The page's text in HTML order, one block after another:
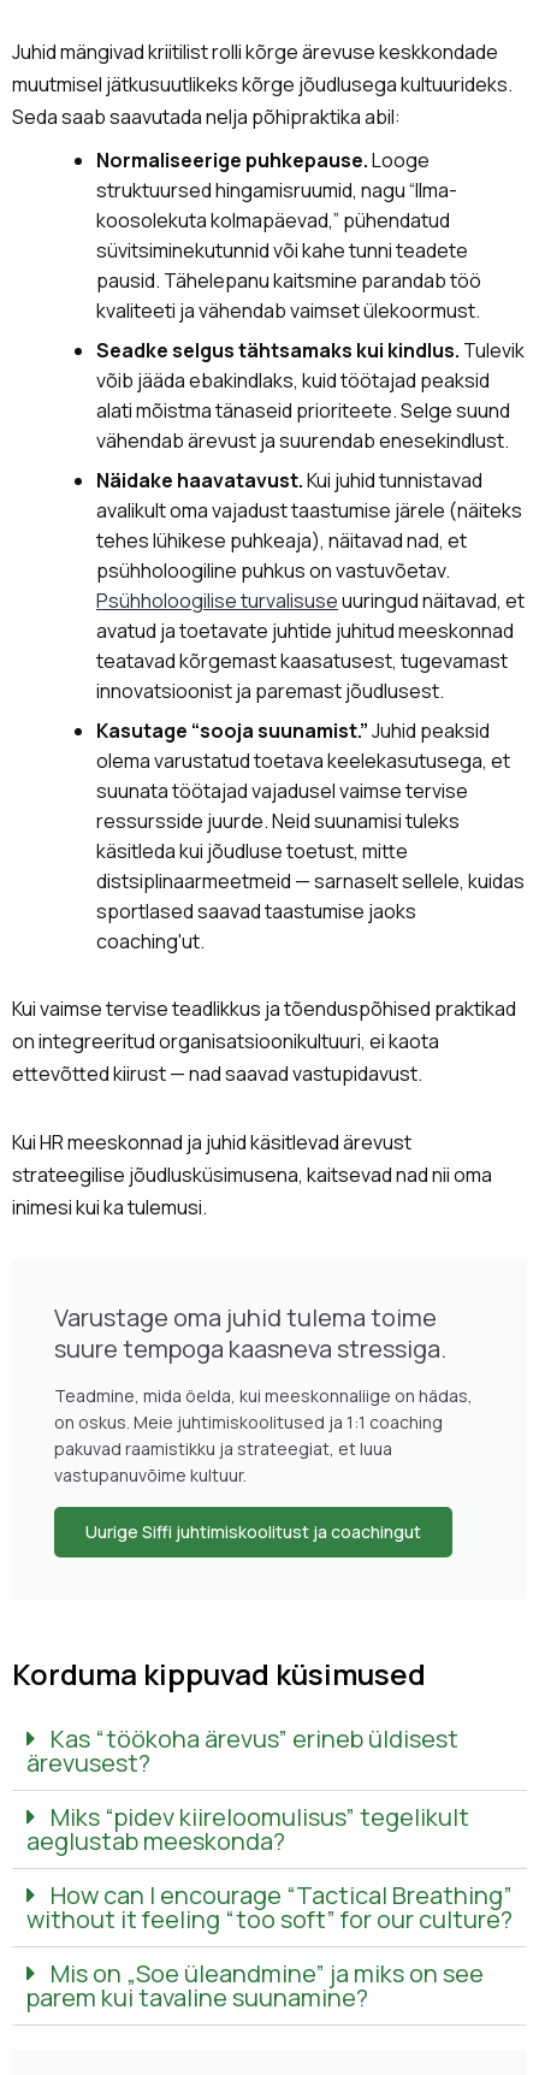
Juhid mängivad kriitilist rolli kõrge ärevuse keskkondade
muutmisel jätkusuutlikeks kõrge jõudlusega kultuurideks.
Seda saab saavutada nelja põhipraktika abil:
Normaliseerige puhkepause.Looge
struktuursed hingamisruumid, nagu “Ilma-
koosolekuta kolmapäevad,” pühendatud
süvitsiminekutunnid või kahe tunni teadete
pausid. Tähelepanu kaitsmine parandab töö
kvaliteeti ja vähendab vaimset ülekoormust.
Seadke selgus tähtsamaks kui kindlus. Tulevik
võib jääda ebakindlaks, kuid töötajad peaksid
alati mõistma tänaseid prioriteete. Selge suund
vähendab ärevust ja suurendab enesekindlust.
Näidake haavatavust.Kui juhid tunnistavad
avalikult oma vajadust taastumise järele (näiteks
tehes lühikese puhkeaja), näitavad nad, et
psühholoogiline puhkus on vastuvõetav.
Psühholoogilise turvalisuseuuringud näitavad, et
avatud ja toetavate juhtide juhitud meeskonnad
teatavad kõrgemast kaasatusest, tugevamast
innovatsioonist ja paremast jõudlusest.
Kasutage “sooja suunamist.”Juhid peaksid
olema varustatud toetava keelekasutusega, et
suunata töötajad vajadusel vaimse tervise
ressursside juurde. Neid suunamisi tuleks
käsitleda kui jõudluse toetust, mitte
distsiplinaarmeetmeid — sarnaselt sellele, kuidas
sportlased saavad taastumise jaoks
coaching'ut.
Kui vaimse tervise teadlikkus ja tõenduspõhised praktikad
on integreeritud organisatsioonikultuuri, ei kaota
ettevõtted kiirust — nad saavad vastupidavust.
Kui HR meeskonnad ja juhid käsitlevad ärevust
strateegilise jõudlusküsimusena, kaitsevad nad nii oma
inimesi kui ka tulemusi.
Varustage oma juhid tulema toime
suure tempoga kaasneva stressiga.
Teadmine, mida öelda, kui meeskonnaliige on hädas,
on oskus. Meie juhtimiskoolitused ja 1:1 coaching
pakuvad raamistikku ja strateegiat, et luua
vastupanuvõime kultuur.
Uurige Siffi juhtimiskoolitust ja coachingut
Korduma kippuvad küsimused
Kas “töökoha ärevus” erineb üldisest
ärevusest?
Miks “pidev kiireloomulisus” tegelikult
aeglustab meeskonda?
How can I encourage “Tactical Breathing”
without it feeling “too soft” for our culture?
Mis on „Soe üleandmine” ja miks on see
parem kui tavaline suunamine?